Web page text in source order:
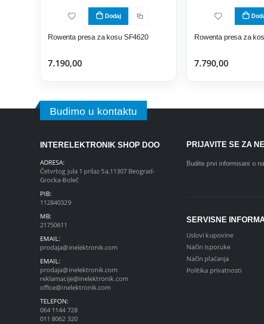
Dodaj
Rowenta presa za kosu SF4620
7.190,00
Rowenta presa za
7.790,00
Budimo u kontaktu
INTERELEKTRONIK SHOP DOO
ADRESA:
Četvrtog jula 1 prilaz 5a,11307 Beograd-
Grocka-Boleč
PIB:
112840329
MB:
21750611
EMAIL:
prodaja@inelektronik.com
EMAIL:
prodaja@inelektronik.com
reklamacije@inelektronik.com
office@inelektronik.com
TELEFON:
064 1144 728
011 8062 320
PRIJAVITE SE ZA
Budite prvi informisani o
SERVISNE
Uslovi kupovine
Način isporuke
Način plaćanja
Politika privatnosti